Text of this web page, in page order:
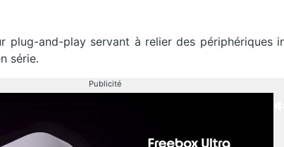
plug-and-play servant à relier des périphériques
série.
Publicité